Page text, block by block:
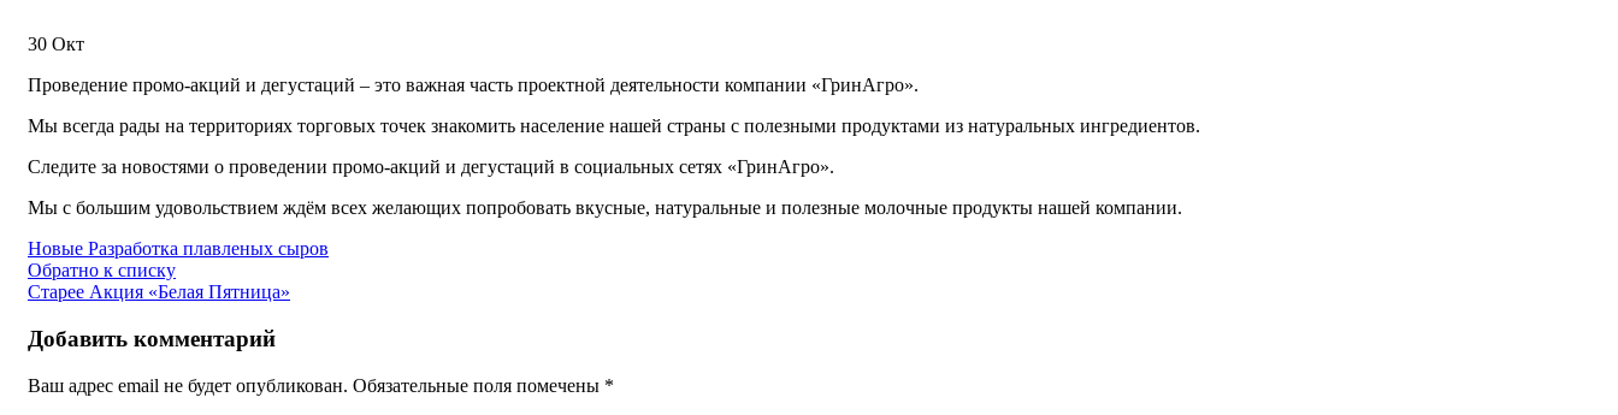
30 Окт
Проведение промо-акций и дегустаций – это важная часть проектной деятельности компании «ГринАгро».
Мы всегда рады на территориях торговых точек знакомить население нашей страны с полезными продуктами из натуральных ингредиентов.
Следите за новостями о проведении промо-акций и дегустаций в социальных сетях «ГринАгро».
Мы с большим удовольствием ждём всех желающих попробовать вкусные, натуральные и полезные молочные продукты нашей компании.
Новые Разработка плавленых сыров
Обратно к списку
Старее Акция «Белая Пятница»
Добавить комментарий
Ваш адрес email не будет опубликован. Обязательные поля помечены *